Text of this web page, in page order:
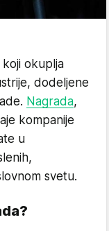
koji okuplja
dodeljene
Nagrada,
kompanije
u
svetu.